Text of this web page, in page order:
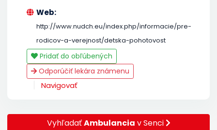
Web:
http://www.nudch.eu/index.php/informacie/pre-
rodicov-a-verejnost/detska-pohotovost
Pridať do obľúbených
Odporúčiť lekára známenu
Navigovať
VyhľadaťAmbulancia v Senci